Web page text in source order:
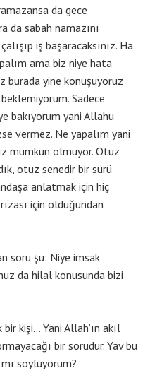
da gece
da sabah namazını
iş başaracaksınız. Ha
ama biz niye hata
burada yine konuşuyoruz
Sadece
bakıyorum yani Allahu
vermez. Ne yapalım yani
mümkün olmuyor. Otuz
otuz senedir bir sürü
anlatmak için hiç
için olduğundan
soru şu: Niye imsak
da hilal konusunda bizi
kişi… Yani Allah’ın akıl
bir sorudur. Yav bu
söylüyorum?